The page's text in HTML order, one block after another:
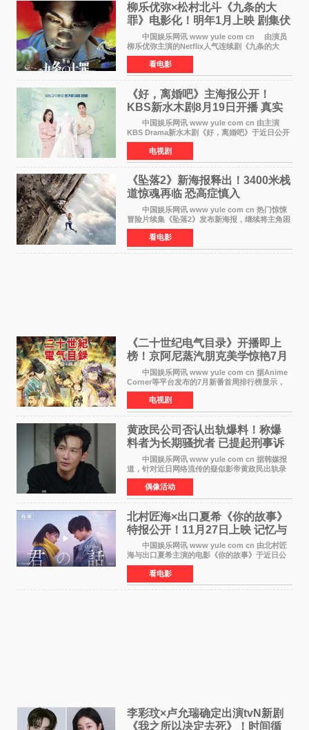
柳乐优弥×松村北斗《九条的大
罪》电影化！明年1月上映 剧集伏
笔将全面揭晓
中国娱乐网讯 www yule com cn 由演员
柳乐优弥主演的Netflix人气连续剧《九条的大
罪》正式宣布改编为电影，将于明年1月8日全国
上映。柳乐优弥与SixTONES松村北斗再度联
手，为观众带来这部
看电影
《好，离婚吧》主海报公开！
KBS新水木剧8月19日开播 真实
离婚体验记来袭
中国娱乐网讯 www yule com cn 由主演
KBS Drama新水木剧《好，离婚吧》于近日公开
主海报，正式进入开播倒计时。 海报中，男
女主角背对背站立，各自望向不同方向，中央的
空白与冷漠的表情
电视剧
《坠落2》新海报释出！3400米栈
道惊魂再临 恐高症慎入
中国娱乐网讯 www yule com cn 热门惊悚
冒险片续集《坠落2》发布新海报，继续将主角困
于绝境高处——这一次，是摇摇欲坠的徒步栈
道。该片将于今年9月2日北美上映，恐高症患者
请提前做好心理
看电影
《二十世纪电气目录》开播即上
榜！京阿尼蒸汽朋克美学惊艳7月
新番季
中国娱乐网讯 www yule com cn 据Anime
Corner等平台发布的7月新番首周排行榜显示，
由京都动画制作的《二十世纪电气目录》在多个
榜单中表现亮眼，位列AniLab全球TOP10第十
名。该剧改编自结
电视剧
黄政民公司否认出轨爆料！称爆
料者为长期骚扰者 已提起刑事诉
中国娱乐网讯 www yule com cn 据韩媒报
道，针对近日网络流传的疑似影帝黄政民出轨录
音及短信爆料，黄政民所属经纪公司于今日正式
发表声明，明确否认相关传闻。 公司表示，
爆料者是一名长
偶像活动
北村匠海×出口夏希《你的故事》
特报公开！11月27日上映 记忆与
初恋的奇幻交织
中国娱乐网讯 www yule com cn 由北村匠
海与出口夏希主演的电影《你的故事》于近日公
开特报影像，正式定档11月27日上映。 本片
改编自三秋缒同名小说，编剧由曾执笔《孤独摇
滚！》的吉田惠
看电影
李彩玟×卢允瑞确定出演tvN新剧
《我之所以决定去死》！时间循